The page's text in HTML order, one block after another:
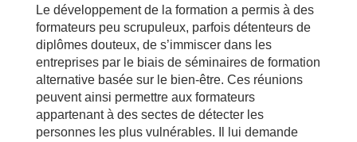
Le développement de la formation a permis à des
formateurs peu scrupuleux, parfois détenteurs de
diplômes douteux, de s’immiscer dans les
entreprises par le biais de séminaires de formation
alternative basée sur le bien-être. Ces réunions
peuvent ainsi permettre aux formateurs
appartenant à des sectes de détecter les
personnes les plus vulnérables. Il lui demande